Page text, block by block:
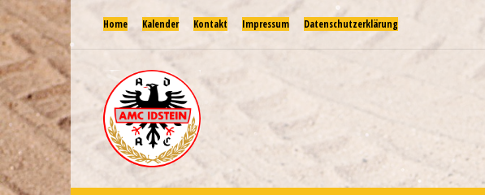
Home Kalender Kontakt Impressum Datenschutzerklärung